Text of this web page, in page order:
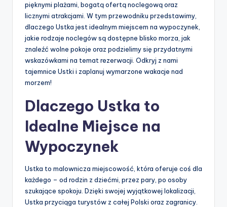
pięknymi plażami, bogatą ofertą noclegową oraz
licznymi atrakcjami. W tym przewodniku przedstawimy,
dlaczego Ustka jest idealnym miejscem na wypoczynek,
jakie rodzaje noclegów są dostępne blisko morza, jak
znaleźć wolne pokoje oraz podzielimy się przydatnymi
wskazówkami na temat rezerwacji. Odkryj z nami
tajemnice Ustki i zaplanuj wymarzone wakacje nad
morzem!
Dlaczego Ustka to
Idealne Miejsce na
Wypoczynek
Ustka to malownicza miejscowość, która oferuje coś dla
każdego – od rodzin z dziećmi, przez pary, po osoby
szukające spokoju. Dzięki swojej wyjątkowej lokalizacji,
Ustka przyciąga turystów z całej Polski oraz zagranicy.